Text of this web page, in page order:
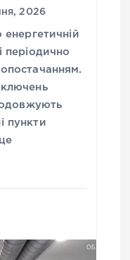
2026
енергетичній
періодично
пункти